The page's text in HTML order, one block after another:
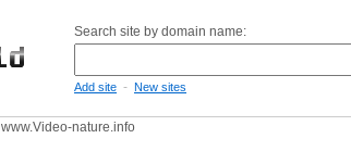
Search site by domain name:
Add site - New sites
www.Video-nature.info